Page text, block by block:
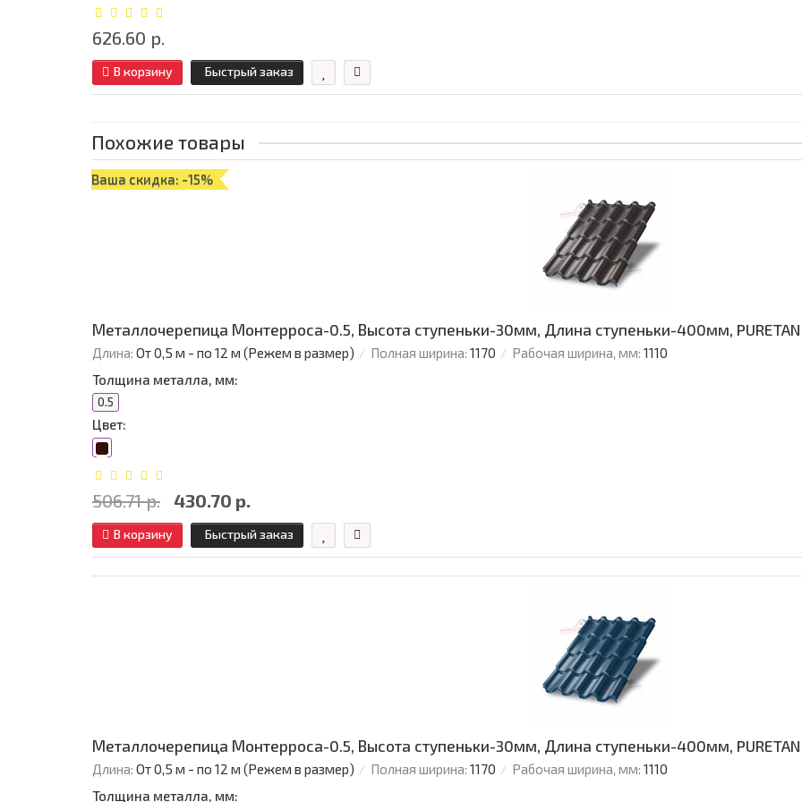
626.60 р.
В корзину Быстрый заказ
Похожие товары
Ваша скидка: -15%
Металлочерепица Монтерроса-0.5, Высота ступеньки-30мм, Длина ступеньки-400мм, PURETAN
Длина: От 0,5 м - по 12 м (Режем в размер) Полная ширина: 1170 Рабочая ширина, мм: 1110
Толщина металла, мм:
0.5
Цвет:
506.71 р. 430.70 р.
В корзину Быстрый заказ
Металлочерепица Монтерроса-0.5, Высота ступеньки-30мм, Длина ступеньки-400мм, PURETAN
Длина: От 0,5 м - по 12 м (Режем в размер) Полная ширина: 1170 Рабочая ширина, мм: 1110
Толщина металла, мм: